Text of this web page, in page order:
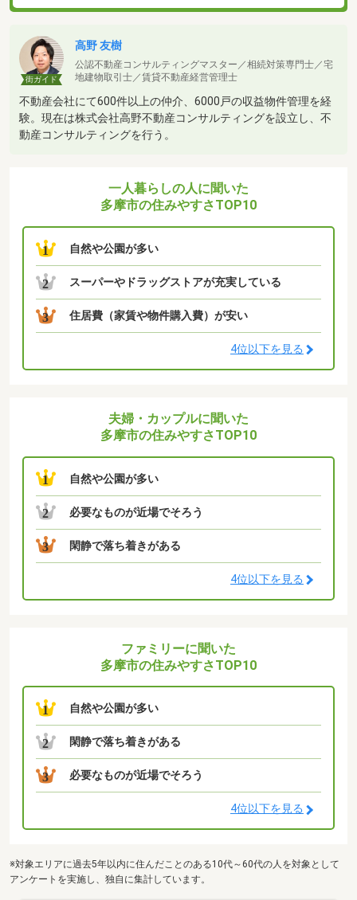
街ガイド
高野 友樹
公認不動産コンサルティングマスター／相続対策専門士／宅
地建物取引士／賃貸不動産経営管理士
不動産会社にて600件以上の仲介、6000戸の収益物件管理を経
験。現在は株式会社高野不動産コンサルティングを設立し、不
動産コンサルティングを行う。
一人暮らしの人に聞いた
多摩市の住みやすさTOP10
1 自然や公園が多い
2 スーパーやドラッグストアが充実している
3 住居費（家賃や物件購入費）が安い
4位以下を見る
夫婦・カップルに聞いた
多摩市の住みやすさTOP10
1 自然や公園が多い
2 必要なものが近場でそろう
3 閑静で落ち着きがある
4位以下を見る
ファミリーに聞いた
多摩市の住みやすさTOP10
1 自然や公園が多い
2 閑静で落ち着きがある
3 必要なものが近場でそろう
4位以下を見る
※対象エリアに過去5年以内に住んだことのある10代～60代の人を対象として
アンケートを実施し、独自に集計しています。